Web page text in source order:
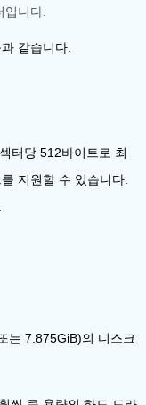
니다.
같습니다.
터당 512바이트로 최
지원할 수 있습니다.
는 7.875GiB)의 디스크